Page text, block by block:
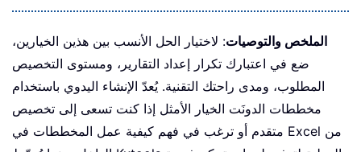
الملخص والتوصيات: لاختيار الحل الأنسب بين هذين الخيارين،
ضع في اعتبارك تكرار إعداد التقارير، ومستوى التخصيص
المطلوب، ومدى راحتك التقنية. يُعدّ الإنشاء اليدوي باستخدام
مخططات الدونَت الخيار الأمثل إذا كنت تسعى إلى تخصيص
متقدم أو ترغب في فهم كيفية عمل المخططات في Excel من